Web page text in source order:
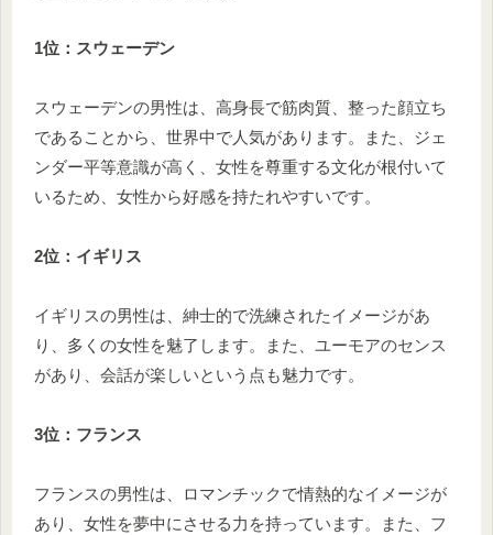
1位：スウェーデン
スウェーデンの男性は、高身長で筋肉質、整った顔立ち
であることから、世界中で人気があります。また、ジェ
ンダー平等意識が高く、女性を尊重する文化が根付いて
いるため、女性から好感を持たれやすいです。
2位：イギリス
イギリスの男性は、紳士的で洗練されたイメージがあ
り、多くの女性を魅了します。また、ユーモアのセンス
があり、会話が楽しいという点も魅力です。
3位：フランス
フランスの男性は、ロマンチックで情熱的なイメージが
あり、女性を夢中にさせる力を持っています。また、フ